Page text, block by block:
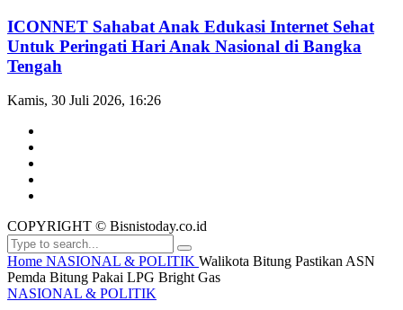
ICONNET Sahabat Anak Edukasi Internet Sehat
Untuk Peringati Hari Anak Nasional di Bangka
Tengah
Kamis, 30 Juli 2026, 16:26
COPYRIGHT © Bisnistoday.co.id
Home NASIONAL & POLITIK Walikota Bitung Pastikan ASN
Pemda Bitung Pakai LPG Bright Gas
NASIONAL & POLITIK